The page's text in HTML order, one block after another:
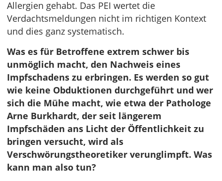
Allergien gehabt. Das PEI wertet die
Verdachtsmeldungen nicht im richtigen Kontext
und dies ganz systematisch.
Was es für Betroffene extrem schwer bis
unmöglich macht, den Nachweis eines
Impfschadens zu erbringen. Es werden so gut
wie keine Obduktionen durchgeführt und wer
sich die Mühe macht, wie etwa der Pathologe
Arne Burkhardt, der seit längerem
Impfschäden ans Licht der Öffentlichkeit zu
bringen versucht, wird als
Verschwörungstheoretiker verunglimpft. Was
kann man also tun?